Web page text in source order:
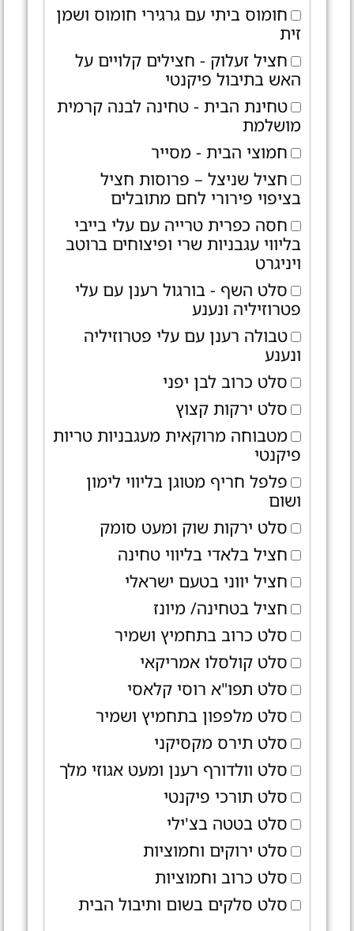
חומוס ביתי עם גרגירי חומוס ושמן
זית
חציל זעלוק - חצילים קלויים על
האש בתיבול פיקנטי
טחינת הבית - טחינה לבנה קרמית
מושלמת
חמוצי הבית - מסייר
חציל שניצל – פרוסות חציל
בציפוי פירורי לחם מתובלים
חסה כפרית טרייה עם עלי בייבי
בליווי עגבניות שרי ופיצוחים ברוטב
ויניגרט
סלט השף - בורגול רענן עם עלי
פטרוזיליה ונענע
טבולה רענן עם עלי פטרוזיליה
ונענע
סלט כרוב לבן יפני
סלט ירקות קצוץ
מטבוחה מרוקאית מעגבניות טריות
פיקנטי
פלפל חריף מטוגן בליווי לימון
ושום
סלט ירקות שוק ומעט סומק
חציל בלאדי בליווי טחינה
חציל יווני בטעם ישראלי
חציל בטחינה/ מיונז
סלט כרוב בתחמיץ ושמיר
סלט קולסלו אמריקאי
סלט תפו"א רוסי קלאסי
סלט מלפפון בתחמיץ ושמיר
סלט תירס מקסיקני
סלט וולדורף רענן ומעט אגוזי מלך
סלט תורכי פיקנטי
סלט בטטה בצ'ילי
סלט ירוקים וחמוציות
סלט כרוב וחמוציות
סלט סלקים בשום ותיבול הבית